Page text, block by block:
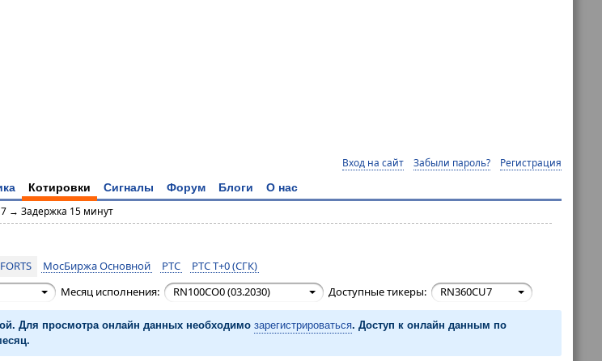
Вход на сайт Забыли пароль? Регистрация
Котировки Сигналы Форум Блоги О нас
→ Задержка 15 минут
FORTS МосБиржа Основной РТС
РТС T+0 (СГК)
Месяц исполнения: RN100CO0 (03.2030) Доступные тикеры: RN360CU7
Для просмотра онлайн данных необходимо зарегистрироваться. Доступ к онлайн данным по